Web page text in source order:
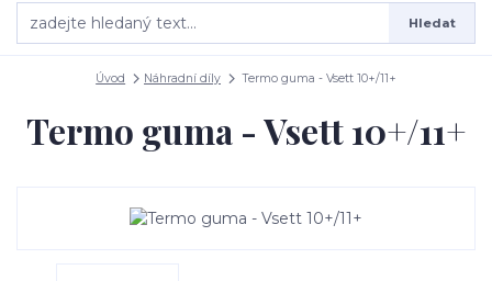
Hledat
Úvod Náhradní díly Termo guma - Vsett 10+/11+
Termo guma - Vsett 10+/11+